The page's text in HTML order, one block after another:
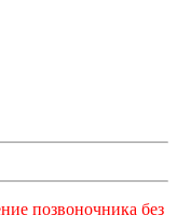
позвоночника без